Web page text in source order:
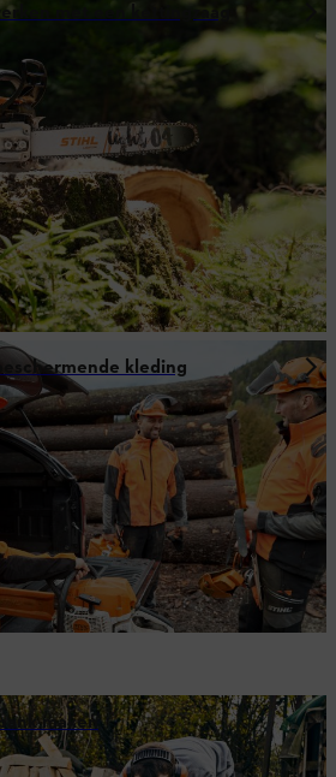
met een kettingzaag
kleding
maken